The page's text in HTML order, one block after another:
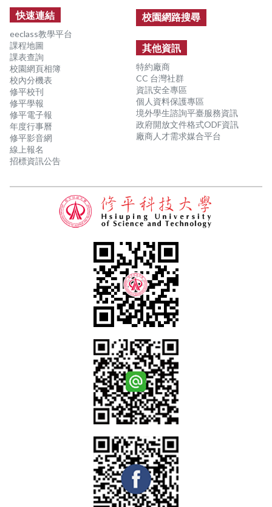
快速連結
eeclass教學平台
課程地圖
課表查詢
校園網頁相簿
校內分機表
修平校刊
修平學報
修平電子報
年度行事曆
修平影音網
線上報名
招標資訊公告
校園網路搜尋
其他資訊
特約廠商
CC 台灣社群
資訊安全專區
個人資料保護專區
境外學生諮詢平臺服務資訊
政府開放文件格式ODF資訊
廠商人才需求媒合平台